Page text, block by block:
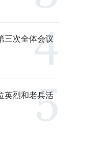
三次全体会议
英烈和老兵活